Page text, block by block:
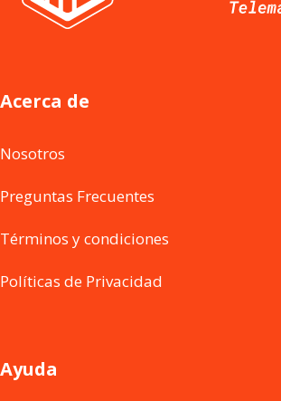
Acerca de
Nosotros
Preguntas Frecuentes
Términos y condiciones
Políticas de Privacidad
Ayuda